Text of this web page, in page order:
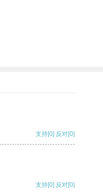
支持[0] 反对[0]
支持[0] 反对[0]